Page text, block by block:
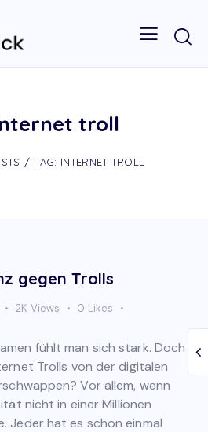
troll
TAG: INTERNET TROLL
gegen Trolls
2K Views 0 Likes
fühlt man sich stark. Doch
Trolls von der digitalen
Vor allem, wenn
nicht in einer Millionen
Jeder hat es schon einmal